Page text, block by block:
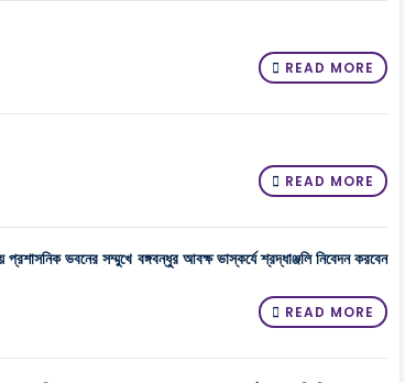
READ MORE
READ MORE
ভবনের সম্মুখে বঙ্গবন্ধুর আবক্ষ ভাস্কর্যে শ্রদ্ধাঞ্জলি নিবেদন করবেন
READ MORE